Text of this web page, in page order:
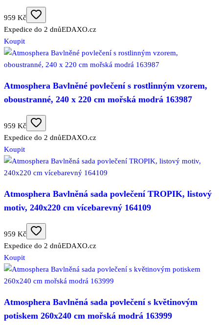
959 Kč
Expedice do 2 dnůEDAXO.cz
Koupit
Atmosphera Bavlněné povlečení s rostlinným vzorem,
oboustranné, 240 x 220 cm mořská modrá 163987
959 Kč
Expedice do 2 dnůEDAXO.cz
Koupit
Atmosphera Bavlněná sada povlečení TROPIK, listový
motiv, 240x220 cm vícebarevný 164109
959 Kč
Expedice do 2 dnůEDAXO.cz
Koupit
Atmosphera Bavlněná sada povlečení s květinovým
potiskem 260x240 cm mořská modrá 163999